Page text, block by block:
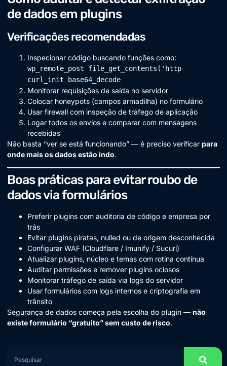
de dados em plugins
Verificações recomendadas
Inspecionar código buscando funções como:
wp_remote_post file_get_contents('http
curl_init base64_decode
Monitorar requisições de saída no servidor
Colocar honeypots (campos armadilha) no formulário
Usar firewall com inspeção de tráfego de aplicação
Logar todos os envios e comparar com mensagens
recebidas
Não basta “ver se está funcionando” — é preciso verificar para
onde mais os dados estão indo.
Boas práticas para evitar roubo de
dados via formulários
Preferir plugins com auditoria de código e empresa por
trás
Evitar plugins piratas, nulled ou de origem desconhecida
Configurar WAF (Cloudflare / Imunify / Sucuri)
Atualizar plugins, núcleo e temas com rotina contínua
Auditar permissões e remover plugins ociosos
Monitorar tráfego de saída via logs do servidor
Usar formulários com logs internos e criptografia em
trânsito
Segurança de dados começa pela escolha do plugin — não
existe formulário “gratuito” sem custo de risco.